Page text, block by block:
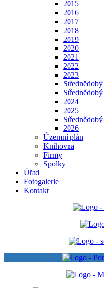
2015
2016
2017
2018
2019
2020
2021
2022
2023
2024
2025
2026
Územní plán
Knihovna
Firmy
Spolky
Úřad
Fotogalerie
Kontakt